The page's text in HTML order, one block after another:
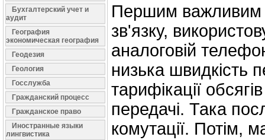
Бухгалтерский учет и
аудит
География
экономическая география
Геодезия
Геология
Госслужба
Гражданский процесс
Гражданское право
Иностранные языки
лингвистика
Першим важливим
зв'язку,
аналоговій
низька швидкість
тарифікації
передачі. Така
комутації. Потім,